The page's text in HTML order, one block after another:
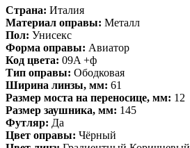
Страна: Италия
Материал оправы: Металл
Пол: Унисекс
Форма оправы: Авиатор
Код цвета: 09A +ф
Тип оправы: Ободковая
Ширина линзы, мм: 61
Размер моста на переносице, мм: 12
Размер заушника, мм: 145
Футляр: Да
Цвет оправы: Чёрный